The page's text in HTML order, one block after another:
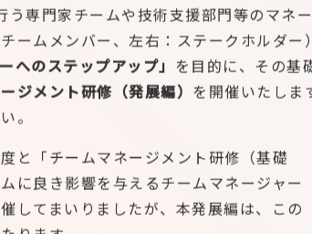
う専門家チームや技術支援部門等のマネ
チームメンバー、左右：ステークホルダー
へのステップアップ」 を目的に、その基
ジメント研修（発展編）
を開催いたしま
。
と「チームマネージメント研修（基礎
に良き影響を与えるチームマネージャー
してまいりましたが、本発展編は、この